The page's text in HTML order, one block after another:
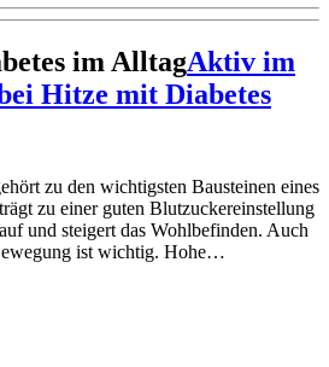
im AlltagAktiv im
Hitze mit Diabetes
zu den wichtigsten Bausteinen eines
zu einer guten Blutzuckereinstellung
und steigert das Wohlbefinden. Auch
ist wichtig. Hohe…